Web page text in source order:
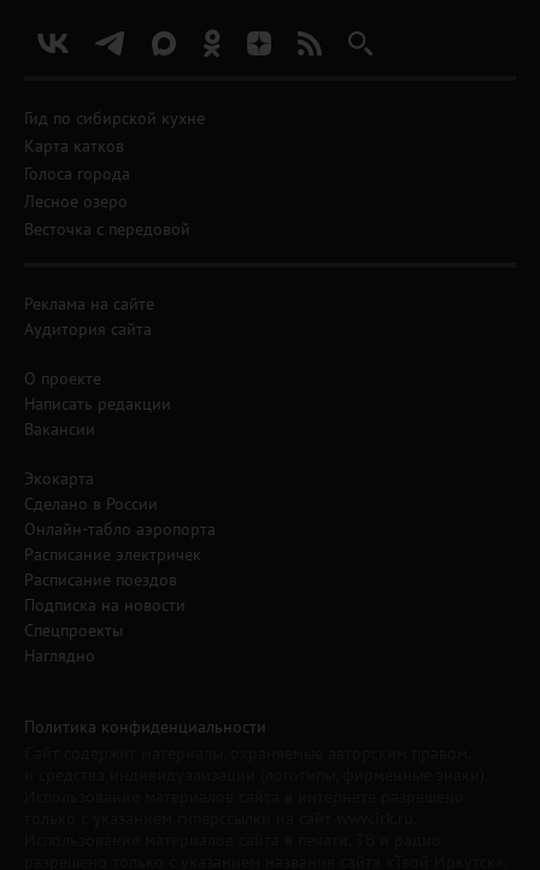
Гид по сибирской кухне
Карта катков
Голоса города
Лесное озеро
Весточка с передовой
Реклама на сайте
Аудитория сайта
О проекте
Написать редакции
Вакансии
Экокарта
Сделано в России
Онлайн-табло аэропорта
Расписание электричек
Расписание поездов
Подписка на новости
Спецпроекты
Наглядно
Политика конфиденциальности